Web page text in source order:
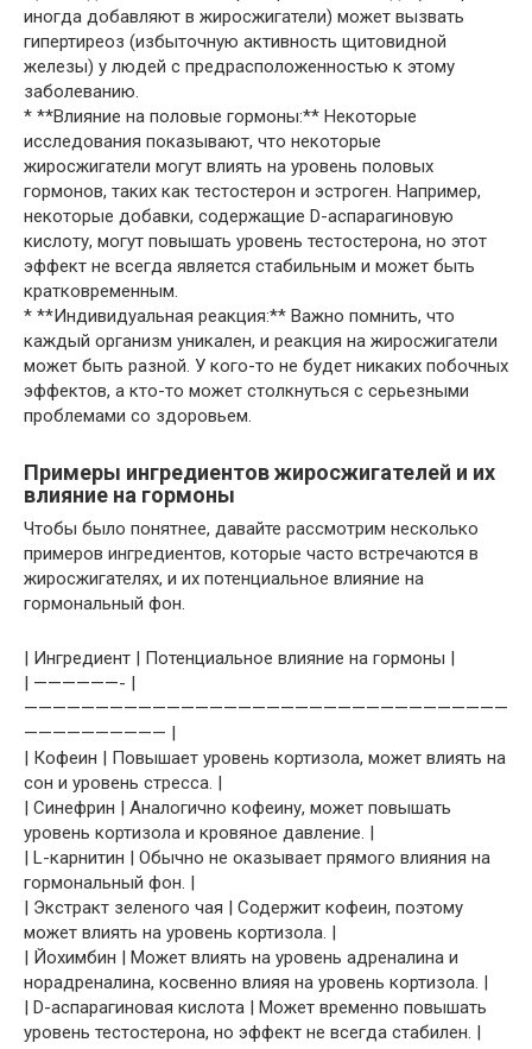
иногда добавляют в жиросжигатели) может вызвать
гипертиреоз (избыточную активность щитовидной
железы) у людей с предрасположенностью к этому
заболеванию.
* **Влияние на половые гормоны:** Некоторые
исследования показывают, что некоторые
жиросжигатели могут влиять на уровень половых
гормонов, таких как тестостерон и эстроген. Например,
некоторые добавки, содержащие D-аспарагиновую
кислоту, могут повышать уровень тестостерона, но этот
эффект не всегда является стабильным и может быть
кратковременным.
* **Индивидуальная реакция:** Важно помнить, что
каждый организм уникален, и реакция на жиросжигатели
может быть разной. У кого-то не будет никаких побочных
эффектов, а кто-то может столкнуться с серьезными
проблемами со здоровьем.
Примеры ингредиентов жиросжигателей и их
влияние на гормоны
Чтобы было понятнее, давайте рассмотрим несколько
примеров ингредиентов, которые часто встречаются в
жиросжигателях, и их потенциальное влияние на
гормональный фон.
| Ингредиент | Потенциальное влияние на гормоны |
| ——————- |
——————————————————————————————————
—————————— |
| Кофеин | Повышает уровень кортизола, может влиять на
сон и уровень стресса. |
| Синефрин | Аналогично кофеину, может повышать
уровень кортизола и кровяное давление. |
| L-карнитин | Обычно не оказывает прямого влияния на
гормональный фон. |
| Экстракт зеленого чая | Содержит кофеин, поэтому
может влиять на уровень кортизола. |
| Йохимбин | Может влиять на уровень адреналина и
норадреналина, косвенно влияя на уровень кортизола. |
| D-аспарагиновая кислота | Может временно повышать
уровень тестостерона, но эффект не всегда стабилен. |